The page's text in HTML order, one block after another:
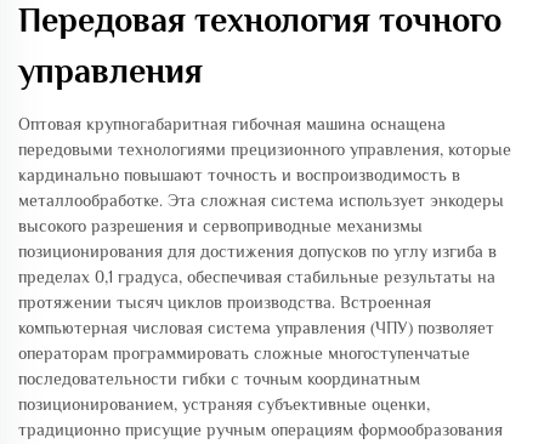
Передовая технология точного
управления
Оптовая крупногабаритная гибочная машина оснащена
передовыми технологиями прецизионного управления, которые
кардинально повышают точность и воспроизводимость в
металлообработке. Эта сложная система использует энкодеры
высокого разрешения и сервоприводные механизмы
позиционирования для достижения допусков по углу изгиба в
пределах 0,1 градуса, обеспечивая стабильные результаты на
протяжении тысяч циклов производства. Встроенная
компьютерная числовая система управления (ЧПУ) позволяет
операторам программировать сложные многоступенчатые
последовательности гибки с точным координатным
позиционированием, устраняя субъективные оценки,
традиционно присущие ручным операциям формообразования